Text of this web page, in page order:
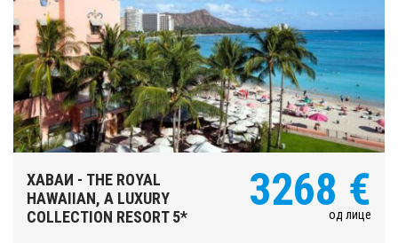
ХАВАИ - THE ROYAL
HAWAIIAN, A LUXURY
COLLECTION RESORT 5*
3268 €
од лице